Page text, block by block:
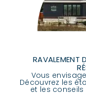
RAVALEMENT
Vous
Découvrez les
et les